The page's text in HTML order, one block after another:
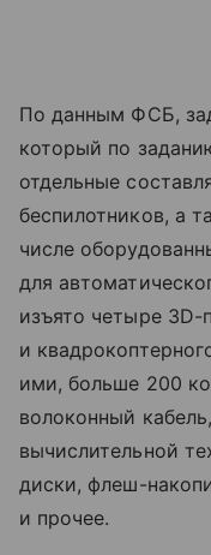
По данным ФСБ,
который по
отдельные
беспилотников, а
числе
для
изъято четыре
и
ими, больше 200
волоконный
вычислительной
диски, флеш-
и прочее.